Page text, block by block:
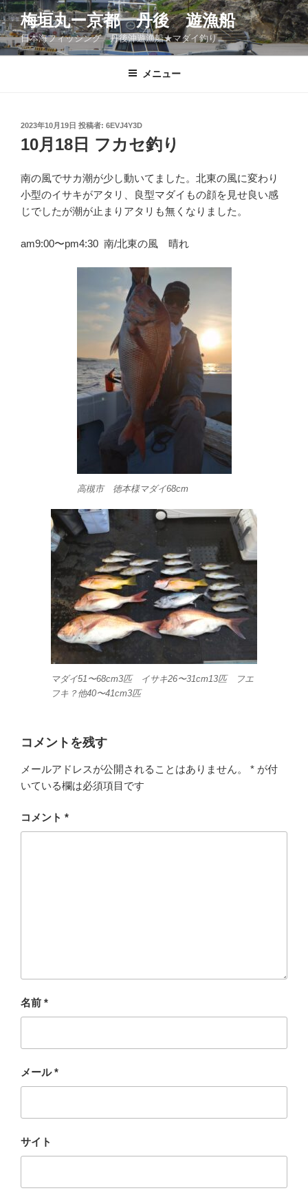
コ
ン
テ
ン
梅垣丸ー京都 丹後 遊漁船
日本海フィッシング 丹後沖遊漁船★マダイ釣り
メニュー
投
稿
日:
2023年10月19日 投稿者: 6EVJ4Y3D
10月18日 フカセ釣り
南の風でサカ潮が少し動いてました。北東の風に変わり
小型のイサキがアタリ、良型マダイもの顔を見せ良い感
じでしたが潮が止まりアタリも無くなりました。
am9:00〜pm4:30 南/北東の風 晴れ
高槻市 徳本様マダイ68cm
マダイ51〜68cm3匹 イサキ26〜31cm13匹 フエ
フキ？他40〜41cm3匹
コメントを残す
メールアドレスが公開されることはありません。 * が付
いている欄は必須項目です
コメント *
名前 *
メール*
サイト